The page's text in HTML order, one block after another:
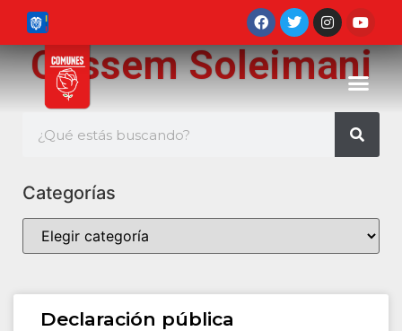
Qassem Soleimani
Categorías
Declaración pública